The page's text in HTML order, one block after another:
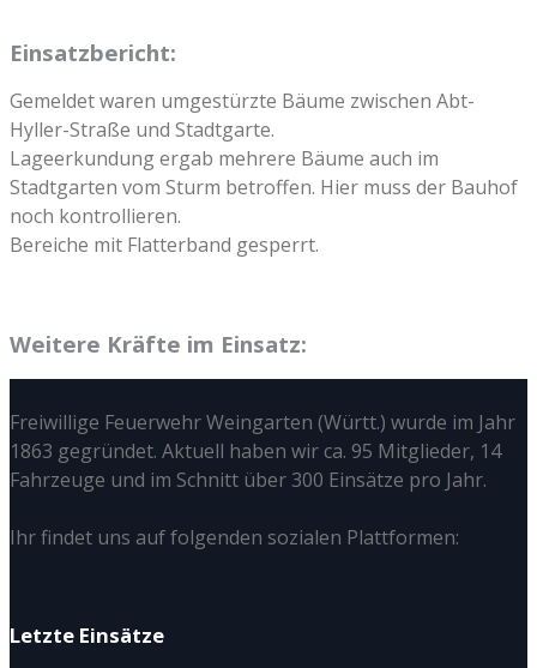
Einsatzbericht:
Gemeldet waren umgestürzte Bäume zwischen Abt-
Hyller-Straße und Stadtgarte.
Lageerkundung ergab mehrere Bäume auch im
Stadtgarten vom Sturm betroffen. Hier muss der Bauhof
noch kontrollieren.
Bereiche mit Flatterband gesperrt.
Weitere Kräfte im Einsatz:
Freiwillige Feuerwehr Weingarten (Württ.) wurde im Jahr
1863 gegründet. Aktuell haben wir ca. 95 Mitglieder, 14
Fahrzeuge und im Schnitt über 300 Einsätze pro Jahr.
Ihr findet uns auf folgenden sozialen Plattformen:
Letzte Einsätze